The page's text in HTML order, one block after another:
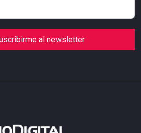
al newsletter